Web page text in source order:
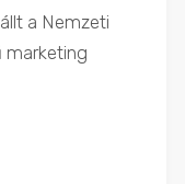
a Nemzeti
marketing